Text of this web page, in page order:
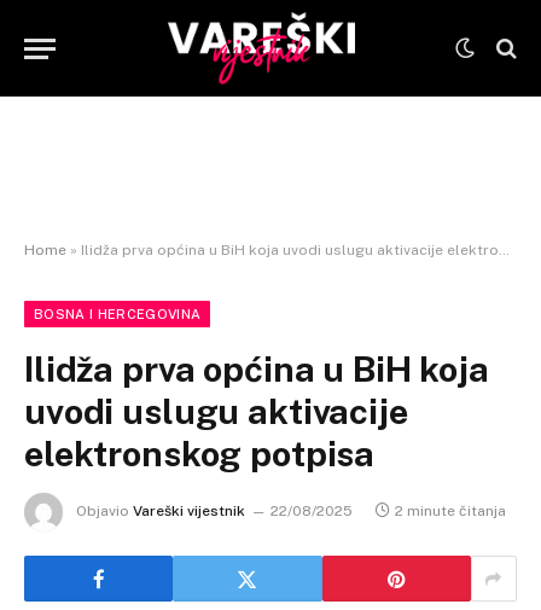
Home » Ilidža prva općina u BiH koja uvodi uslugu aktivacije elektronskog potpisa
BOSNA I HERCEGOVINA
Ilidža prva općina u BiH koja
uvodi uslugu aktivacije
elektronskog potpisa
Objavio Vareški vijestnik 22/08/2025 2 minute čitanja